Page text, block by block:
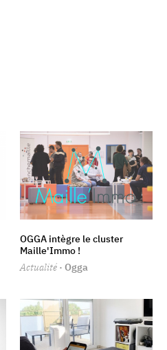
OGGA intègre le cluster
Maille'Immo !
Actualité · Ogga